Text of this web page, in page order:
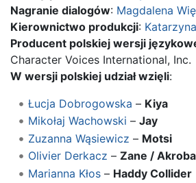
Nagranie dialogów: Magdalena
Kierownictwo produkcji:
Producent polskiej wersji
Character Voices International, Inc.
W wersji polskiej udział wzięli:
Łucja Dobrogowska – Kiya
Mikołaj Wachowski – Jay
Zuzanna Wąsiewicz – Motsi
Olivier Derkacz – Zane /
Marianna Kłos– Haddy Collider